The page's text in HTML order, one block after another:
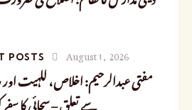
POSTS August 1, 2026
مفتی عبدالرحیم: اخلاص، للہیت
سے تعلق – سچائی کا